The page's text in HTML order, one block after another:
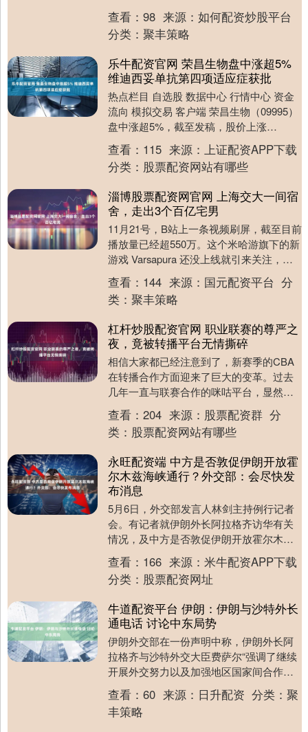
5%。截至发稿，股价上涨4%，现报2....
查看： 98 来源： 如何配资炒股平台
分类： 聚丰策略
乐牛配资官网 荣昌生物盘中涨超5%
维迪西妥单抗第四项适应症获批
热点栏目 自选股 数据中心 行情中心 资金
流向 模拟交易 客户端 荣昌生物（09995）
盘中涨超5%，截至发稿，股价上涨
2.46%，现报89.50港元，成交额1....
查看： 115 来源： 上证配资APP下载
分类： 股票配资网站有哪些
淄博股票配资网官网 上海交大一间宿
舍，走出3个百亿宅男
11月21号，B站上一条视频刷屏，截至目前
播放量已经超550万。这个米哈游旗下的新
游戏 Varsapura 还没上线就引来关注，就
连游戏巨头索尼的前高管也忍不住....
查看： 144 来源： 国元配资平台 分
类： 聚丰策略
杠杆炒股配资官网 职业联赛的尊严之
夜，竟被转播平台无情撕碎
相信大家都已经注意到了，新赛季的CBA
在转播合作方面迎来了巨大的变革。过去
几年一直与联赛合作的咪咕平台，显然在
新赛季不再续约了。产生这一变化的原因
其实也很简单：....
查看： 204 来源： 股票配资群 分
类： 股票配资网站有哪些
永旺配资端 中方是否敦促伊朗开放霍
尔木兹海峡通行？外交部：会尽快发
布消息
5月6日，外交部发言人林剑主持例行记者
会。有记者就伊朗外长阿拉格齐访华有关
情况，及中方是否敦促伊朗开放霍尔木兹
海峡通行提问。 林剑表示，5月6日，中共
中央政治局....
查看： 166 来源： 米牛配资APP下载
分类： 股票配资网址
牛道配资平台 伊朗：伊朗与沙特外长
通电话 讨论中东局势
伊朗外交部在一份声明中称，伊朗外长阿
拉格齐与沙特外交大臣费萨尔“强调了继续
开展外交努力以及加强地区国家间合作的
重要性，以防止紧张局势出现和升级”。 海
量资讯、精....
查看： 60 来源： 日升配资 分类：聚
丰策略